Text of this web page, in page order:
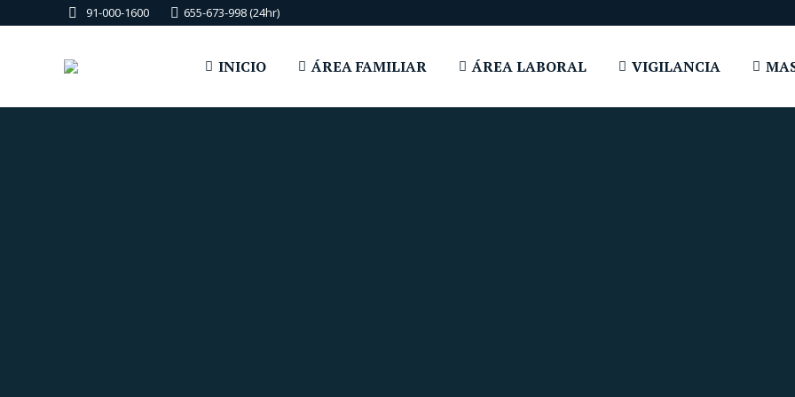
91-000-1600 655-673-998 (24hr)
INICIO ÁREA FAMILIAR ÁREA LABORAL VIGILANCIA